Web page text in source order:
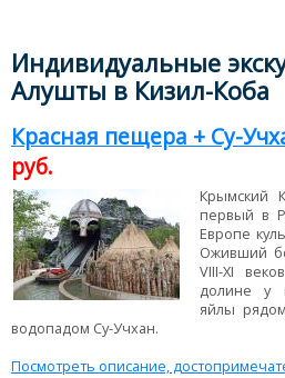
Индивидуальные
Алушты в Кизил-Коба
Красная пещера + Су-
руб.
Крымский
первый в
Европе
Оживший
VIII-XI
долине у
яйлы
водопадом Су-Учхан.
Посмотреть описание,